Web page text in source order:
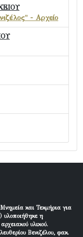
- Αρχείο
και Τεκμήρια για
υλοποιήθηκε η
υλικού.
Βενιζέλου, φακ.